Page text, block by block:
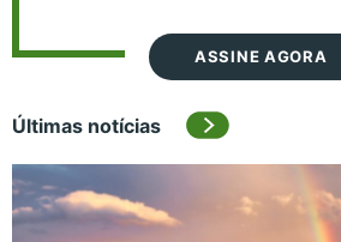
ASSINE AGORA
Últimas notícias